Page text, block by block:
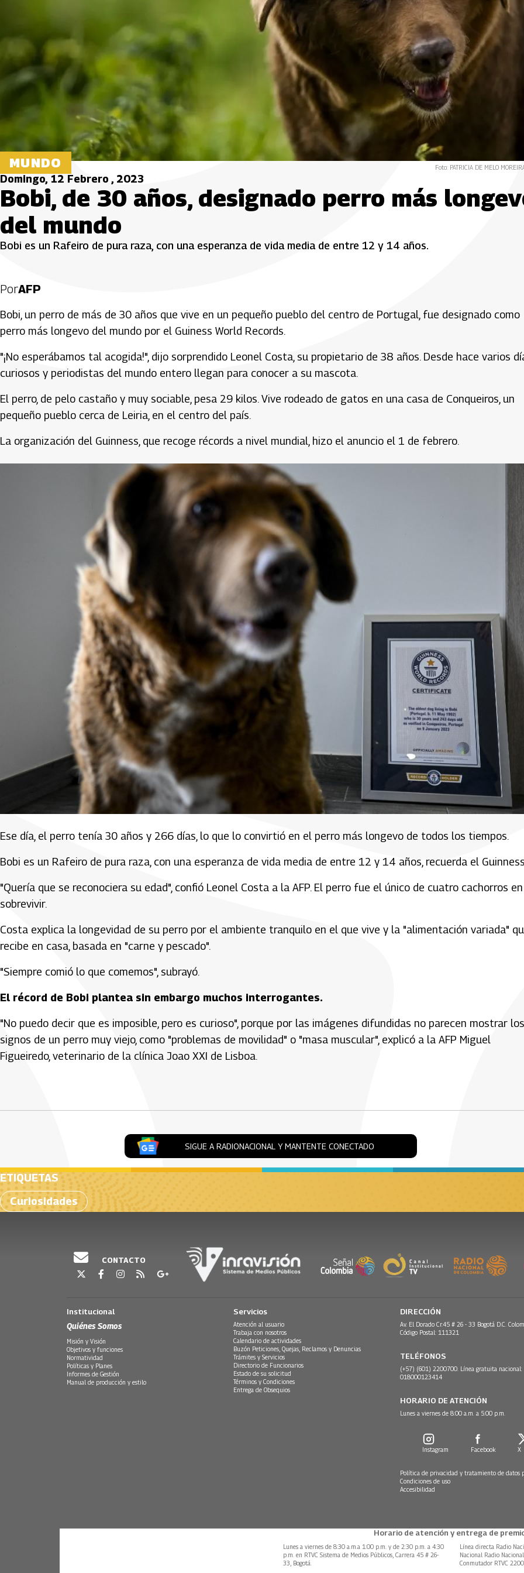
MUNDO Foto: PATRICIA DE MELO
Domingo, 12 Febrero , 2023
Bobi, de 30 años, designado perro más
del mundo
Bobi es un Rafeiro de pura raza, con una esperanza de vida media de entre 12 y 14 años.
PorAFP
Bobi, un perro de más de 30 años que vive en un pequeño pueblo del centro de Portugal, fue designado como
perro más longevo del mundo por el Guiness World Records.
"¡No esperábamos tal acogida!", dijo sorprendido Leonel Costa, su propietario de 38 años. Desde hace varios
curiosos y periodistas del mundo entero llegan para conocer a su mascota.
El perro, de pelo castaño y muy sociable, pesa 29 kilos. Vive rodeado de gatos en una casa de Conqueiros, un
pequeño pueblo cerca de Leiria, en el centro del país.
La organización del Guinness, que recoge récords a nivel mundial, hizo el anuncio el 1 de febrero.
Ese día, el perro tenía 30 años y 266 días, lo que lo convirtió en el perro más longevo de todos los tiempos.
Bobi es un Rafeiro de pura raza, con una esperanza de vida media de entre 12 y 14 años, recuerda el
"Quería que se reconociera su edad", confió Leonel Costa a la AFP. El perro fue el único de cuatro cachorros en
sobrevivir.
Costa explica la longevidad de su perro por el ambiente tranquilo en el que vive y la "alimentación variada"
recibe en casa, basada en "carne y pescado".
"Siempre comió lo que comemos", subrayó.
El récord de Bobi plantea sin embargo muchos interrogantes.
"No puedo decir que es imposible, pero es curioso", porque por las imágenes difundidas no parecen mostrar los
signos de un perro muy viejo, como "problemas de movilidad" o "masa muscular", explicó a la AFP Miguel
Figueiredo, veterinario de la clínica Joao XXI de Lisboa.
SIGUE A RADIONACIONAL Y MANTENTE CONECTADO
ETIQUETAS
Curiosidades
CONTACTO
Institucional
Quiénes Somos
Misión y Visión
Objetivos y funciones
Normatividad
Políticas y Planes
Informes de Gestión
Manual de producción y estilo
Servicios
Atención al usuario
Trabaja con nosotros
Calendario de actividades
Buzón Peticiones, Quejas, Reclamos y Denuncias
Trámites y Servicios
Directorio de Funcionarios
Estado de su solicitud
Términos y Condiciones
Entrega de Obsequios
DIRECCIÓN
Av. El Dorado Cr.45 # 26 - 33 Bogotá D.C.
Código Postal: 111321
TELÉFONOS
(+57) (601) 2200700. Línea gratuita nacional:
018000123414
HORARIO DE ATENCIÓN
Lunes a viernes de 8:00 a.m. a 5:00 p.m.
Instagram Facebook X
Política de privacidad y tratamiento de datos
Condiciones de uso
Accesibilidad
Horario de atención y entrega de
Lunes a viernes de 8:30 a.m.a 1:00 p.m. y de 2:30 p.m. a 4:30
p.m. en RTVC Sistema de Medios Públicos, Carrera 45 # 26-
33, Bogotá.
Línea directa Radio
Nacional Radio
Conmutador RTVC